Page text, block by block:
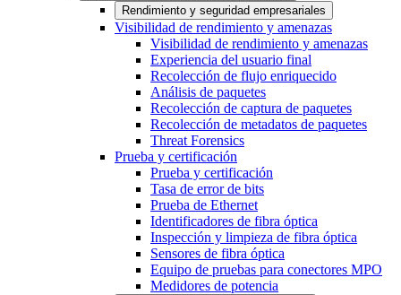
Rendimiento y seguridad empresariales
Visibilidad de rendimiento y amenazas
Visibilidad de rendimiento y amenazas
Experiencia del usuario final
Recolección de flujo enriquecido
Análisis de paquetes
Recolección de captura de paquetes
Recolección de metadatos de paquetes
Threat Forensics
Prueba y certificación
Prueba y certificación
Tasa de error de bits
Prueba de Ethernet
Identificadores de fibra óptica
Inspección y limpieza de fibra óptica
Sensores de fibra óptica
Equipo de pruebas para conectores MPO
Medidores de potencia